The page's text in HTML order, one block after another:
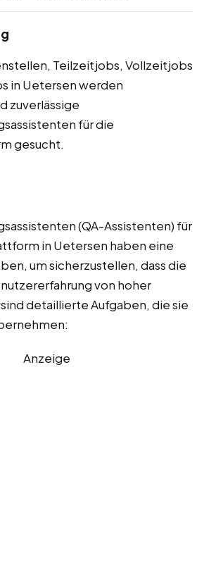
Teilzeitjobs, Vollzeitjobs
in Uetersen werden
zuverlässige
für die
gesucht.
(QA-Assistenten) für
in Uetersen haben eine
um sicherzustellen, dass die
von hoher
detaillierte Aufgaben, die sie
Anzeige